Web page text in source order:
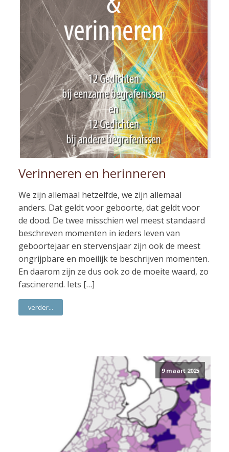
Verinneren en herinneren
We zijn allemaal hetzelfde, we zijn allemaal
anders. Dat geldt voor geboorte, dat geldt voor
de dood. De twee misschien wel meest standaard
beschreven momenten in ieders leven van
geboortejaar en stervensjaar zijn ook de meest
ongrijpbare en moeilijk te beschrijven momenten.
En daarom zijn ze dus ook zo de moeite waard, zo
fascinerend. Iets […]
verder...
9 maart 2025